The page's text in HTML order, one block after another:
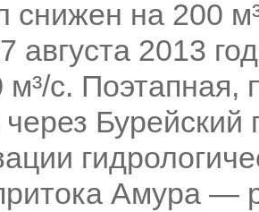
снижен на 200
августа 2013
м³/с. Поэтапная,
через
Амура —